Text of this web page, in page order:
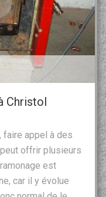
Christol
faire appel à des
offrir plusieurs
est
car il y évolue